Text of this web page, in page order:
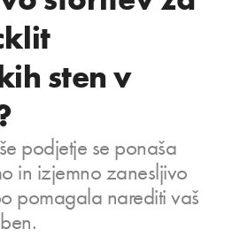
sten v
podjetje se ponaša
in izjemno zanesljivo
pomagala narediti vaš